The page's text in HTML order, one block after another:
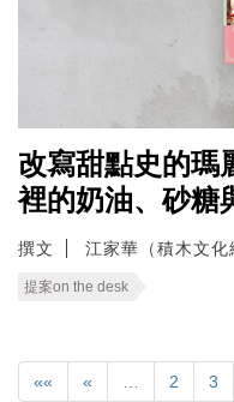
改寫甜點史的
裡的奶油、砂糖
撰文 江家華（積木文化
提案on the desk
«« « 2 3